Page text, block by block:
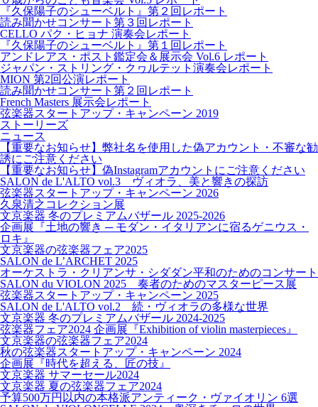
『久保陽子のシューベルト』第２回レポート
読み聞かせコンサート第３回レポート
CELLO パク・ヒョナ 演奏会レポート
『久保陽子のシューベルト』第１回レポート
アンドレアス・ポスト鑑定会＆展示会 Vol.6 レポート
ジャパン・ストリング・クヮルテット演奏会レポート
MION 第2回公演レポート
読み聞かせコンサート第２回レポート
French Masters 展示会レポート
弦楽器スタートアップ・キャンペーン 2019
ストーリーズ
ニュース
【重要なお知らせ】弊社名を使用した偽アカウント・不審な勧
誘にご注意ください
【重要なお知らせ】偽Instagramアカウントにご注意ください
SALON de L'ALTO vol.3 ヴィオラ、美と響きの探訪
弦楽器スタートアップ・キャンペーン 2026
久泉清之コレクション展
文京楽器 冬のプレミアムバザール 2025-2026
企画展『土地の響き ─ モダン・イタリアンに宿るゲニウス・
ロキ』
文京楽器の弦楽器フェア2025
SALON de L’ARCHET 2025
オーケストラ・クリアンサ・シダダン平和のためのコンサート
SALON du VIOLON 2025 奏者のためのマスターピース展
弦楽器スタートアップ・キャンペーン 2025
SALON de L'ALTO vol.2 続・ヴィオラの多様な世界
文京楽器 冬のプレミアムバザール 2024-2025
弦楽器フェア2024 企画展『Exhibition of violin masterpieces』
文京楽器の弦楽器フェア2024
秋の弦楽器スタートアップ・キャンペーン 2024
企画展『時代を超える、匠の技』
文京楽器 サマーセール2024
文京楽器 夏の弦楽器フェア2024
予算500万円以内の本格派アンティーク・ヴァイオリン 6選